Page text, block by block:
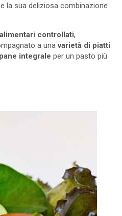
la sua deliziosa combinazione
controllati,
a unavarietà di piatti
pane integrale per un pasto più